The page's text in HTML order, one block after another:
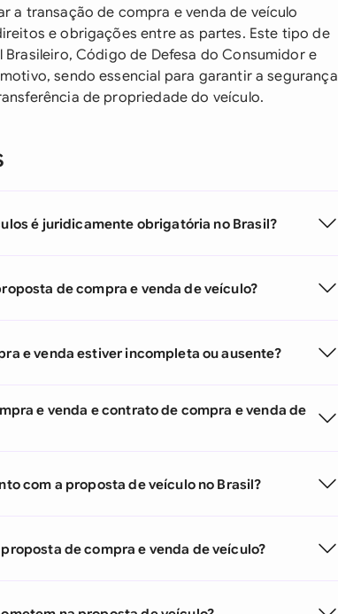
a transação de compra e venda de veículo
e obrigações entre as partes. Este tipo de
Código de Defesa do Consumidor e
sendo essencial para garantir a segurança
de propriedade do veículo.
é juridicamente obrigatória no Brasil?
de compra e venda de veículo?
e venda estiver incompleta ou ausente?
e venda e contrato de compra e venda de
com a proposta de veículo no Brasil?
de compra e venda de veículo?